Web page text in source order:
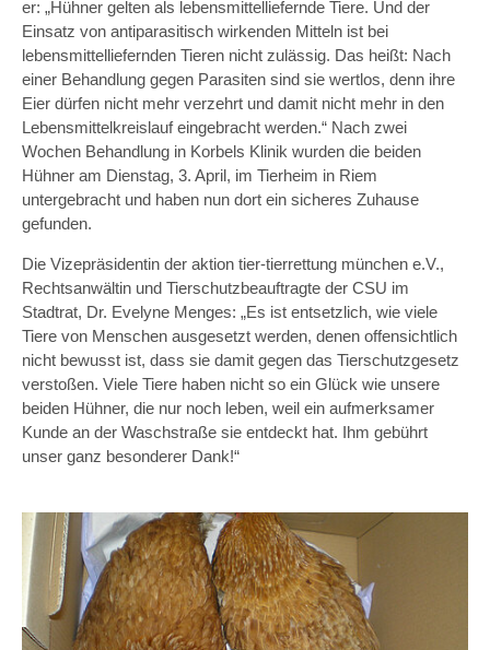
er: „Hühner gelten als lebensmittelliefernde Tiere. Und der
Einsatz von antiparasitisch wirkenden Mitteln ist bei
lebensmittelliefernden Tieren nicht zulässig. Das heißt: Nach
einer Behandlung gegen Parasiten sind sie wertlos, denn ihre
Eier dürfen nicht mehr verzehrt und damit nicht mehr in den
Lebensmittelkreislauf eingebracht werden.“ Nach zwei
Wochen Behandlung in Korbels Klinik wurden die beiden
Hühner am Dienstag, 3. April, im Tierheim in Riem
untergebracht und haben nun dort ein sicheres Zuhause
gefunden.
Die Vizepräsidentin der aktion tier-tierrettung münchen e.V.,
Rechtsanwältin und Tierschutzbeauftragte der CSU im
Stadtrat, Dr. Evelyne Menges: „Es ist entsetzlich, wie viele
Tiere von Menschen ausgesetzt werden, denen offensichtlich
nicht bewusst ist, dass sie damit gegen das Tierschutzgesetz
verstoßen. Viele Tiere haben nicht so ein Glück wie unsere
beiden Hühner, die nur noch leben, weil ein aufmerksamer
Kunde an der Waschstraße sie entdeckt hat. Ihm gebührt
unser ganz besonderer Dank!“